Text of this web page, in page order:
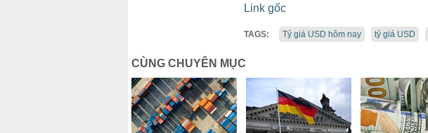
Link gốc
TAGS: Tỷ giá USD hôm nay tỷ giá USD
CÙNG CHUYÊN MỤC